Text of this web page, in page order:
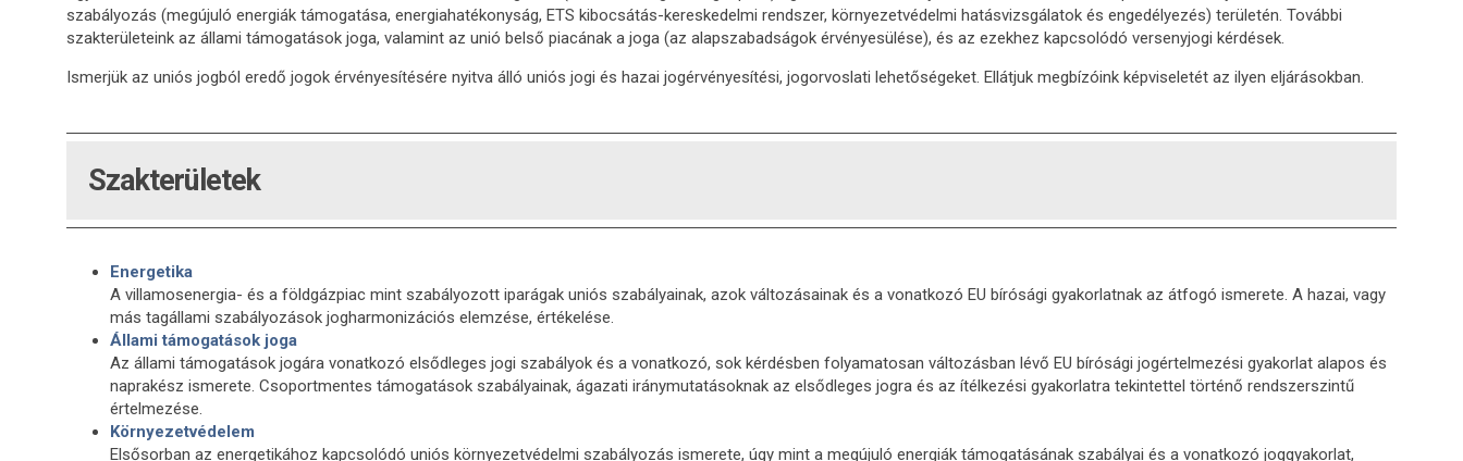
szabályozás (megújuló energiák támogatása, energiahatékonyság, ETS kibocsátás-kereskedelmi rendszer, környezetvédelmi hatásvizsgálatok és engedélyezés) területén. További
szakterületeink az állami támogatások joga, valamint az unió belső piacának a joga (az alapszabadságok érvényesülése), és az ezekhez kapcsolódó versenyjogi kérdések.
Ismerjük az uniós jogból eredő jogok érvényesítésére nyitva álló uniós jogi és hazai jogérvényesítési, jogorvoslati lehetőségeket. Ellátjuk megbízóink képviseletét az ilyen eljárásokban.
Szakterületek
Energetika
A villamosenergia- és a földgázpiac mint szabályozott iparágak uniós szabályainak, azok változásainak és a vonatkozó EU bírósági gyakorlatnak az átfogó ismerete. A hazai, vagy
más tagállami szabályozások jogharmonizációs elemzése, értékelése.
Állami támogatások joga
Az állami támogatások jogára vonatkozó elsődleges jogi szabályok és a vonatkozó, sok kérdésben folyamatosan változásban lévő EU bírósági jogértelmezési gyakorlat alapos és
naprakész ismerete. Csoportmentes támogatások szabályainak, ágazati iránymutatásoknak az elsődleges jogra és az ítélkezési gyakorlatra tekintettel történő rendszerszintű
értelmezése.
Környezetvédelem
Elsősorban az energetikához kapcsolódó uniós környezetvédelmi szabályozás ismerete, úgy mint a megújuló energiák támogatásának szabályai és a vonatkozó joggyakorlat,